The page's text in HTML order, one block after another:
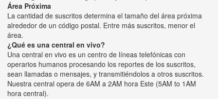
Área Próxima
La cantidad de suscritos determina el tamaño del área próxima
alrededor de un código postal. Entre más suscritos, menor el
área.
¿Qué es una central en vivo?
Una central en vivo es un centro de líneas telefónicas con
operarios humanos procesando los reportes de los suscritos,
sean llamadas o mensajes, y transmitiéndolos a otros suscritos.
Nuestra central opera de 6AM a 2AM hora Este (5AM to 1AM
hora central).